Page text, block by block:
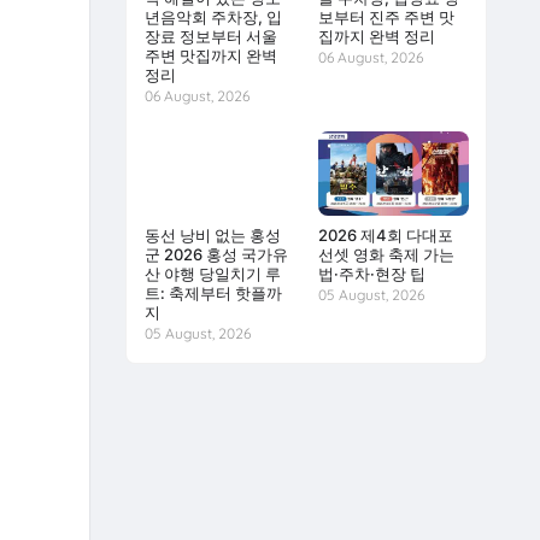
년음악회 주차장, 입
장료 정보부터 서울
주변 맛집까지 완벽
정리
06 August, 2026
보부터 진주 주변 맛
집까지 완벽 정리
06 August, 2026
동선 낭비 없는 홍성
군 2026 홍성 국가유
산 야행 당일치기 루
트: 축제부터 핫플까
지
05 August, 2026
2026 제4회 다대포
선셋 영화 축제 가는
법·주차·현장 팁
05 August, 2026